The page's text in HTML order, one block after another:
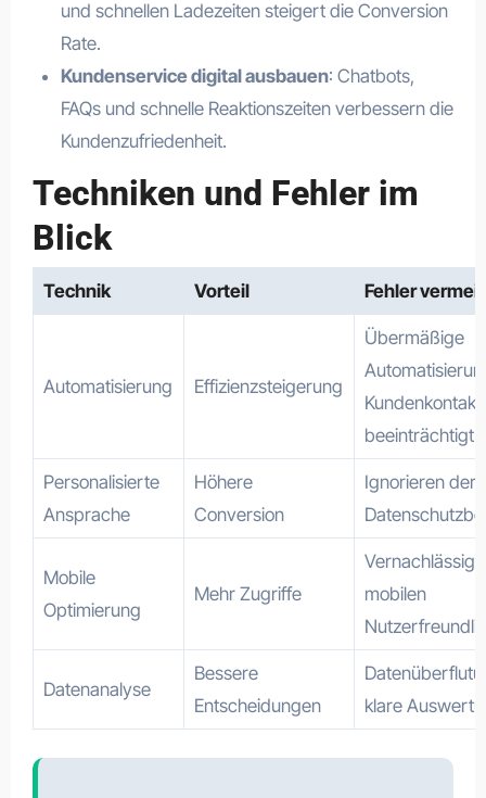
und schnellen Ladezeiten steigert die Conversion
Rate.
Kundenservice digital ausbauen: Chatbots,
FAQs und schnelle Reaktionszeiten verbessern die
Kundenzufriedenheit.
Techniken und Fehler im
Blick
Technik Vorteil Fehler
Automatisierung Effizienzsteigerung
Übermäßige
Kundenkontakt
beeinträchtigt
Personalisierte
Ansprache
Höhere
Conversion
Ignorieren der
Mobile
Optimierung
Mehr Zugriffe
mobilen
Datenanalyse
Bessere
Entscheidungen
klare